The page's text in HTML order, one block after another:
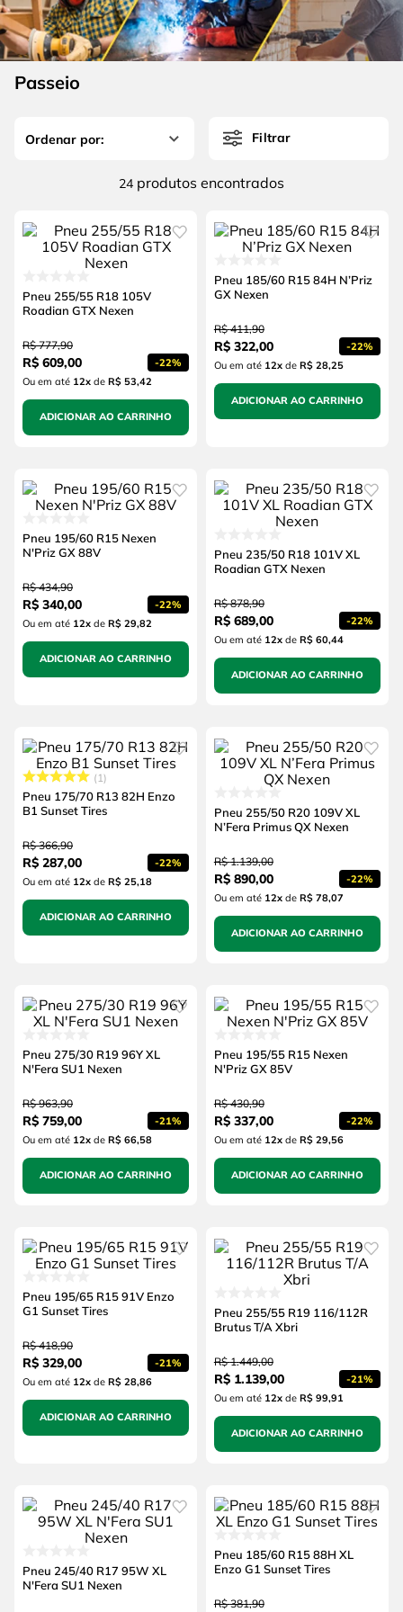
Passeio
Filtrar
24 produtos
Pneu 255/55 R18 105V
Roadian GTX Nexen
R$ 777,90
R$ 609,00 -22%
Ou em até 12xde R$ 53,42
ADICIONAR AO CARRINHO
Pneu 185/60 R15 84H N’Priz
GX Nexen
R$ 411,90
R$ 322,00 -22%
Ou em até 12xde R$ 28,25
ADICIONAR AO CARRINHO
Pneu 195/60 R15 Nexen
N'Priz GX 88V
R$ 434,90
R$ 340,00 -22%
Ou em até 12xde R$ 29,82
ADICIONAR AO CARRINHO
Pneu 235/50 R18 101V XL
Roadian GTX Nexen
R$ 878,90
R$ 689,00 -22%
Ou em até 12xde R$ 60,44
ADICIONAR AO CARRINHO
1
Pneu 175/70 R13 82H Enzo
B1 Sunset Tires
R$ 366,90
R$ 287,00 -22%
Ou em até 12xde R$ 25,18
ADICIONAR AO CARRINHO
Pneu 255/50 R20 109V XL
N’Fera Primus QX Nexen
R$ 1.139,00
R$ 890,00 -22%
Ou em até 12xde R$ 78,07
ADICIONAR AO CARRINHO
Pneu 275/30 R19 96Y XL
N'Fera SU1 Nexen
R$ 963,90
R$ 759,00 -21%
Ou em até 12xde R$ 66,58
ADICIONAR AO CARRINHO
Pneu 195/55 R15 Nexen
N'Priz GX 85V
R$ 430,90
R$ 337,00 -22%
Ou em até 12xde R$ 29,56
ADICIONAR AO CARRINHO
Pneu 195/65 R15 91V Enzo
G1 Sunset Tires
R$ 418,90
R$ 329,00 -21%
Ou em até 12xde R$ 28,86
ADICIONAR AO CARRINHO
Pneu 255/55 R19 116/112R
Brutus T/A Xbri
R$ 1.449,00
R$ 1.139,00 -21%
Ou em até 12xde R$ 99,91
ADICIONAR AO CARRINHO
Pneu 245/40 R17 95W XL
N'Fera SU1 Nexen
Pneu 185/60 R15 88H XL
Enzo G1 Sunset Tires
R$ 381,90
6º serra copo
7º luva
8º fio
alicate
4 º escada
5º serra circular
º serra copo
fio
lavadora alta pressão